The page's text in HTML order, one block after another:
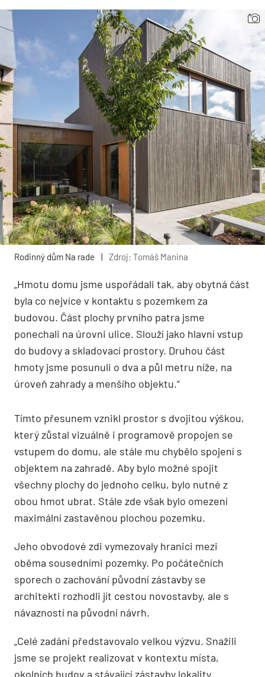
Rodinný dům Na rade | Zdroj: Tomáš Manina
„Hmotu domu jsme uspořádali tak, aby obytná část
byla co nejvíce v kontaktu s pozemkem za
budovou. Část plochy prvního patra jsme
ponechali na úrovni ulice. Slouží jako hlavní vstup
do budovy a skladovací prostory. Druhou část
hmoty jsme posunuli o dva a půl metru níže, na
úroveň zahrady a menšího objektu.“
Tímto přesunem vznikl prostor s dvojitou výškou,
který zůstal vizuálně i programově propojen se
vstupem do domu, ale stále mu chybělo spojení s
objektem na zahradě. Aby bylo možné spojit
všechny plochy do jednoho celku, bylo nutné z
obou hmot ubrat. Stále zde však bylo omezení
maximální zastavěnou plochou pozemku.
Jeho obvodové zdi vymezovaly hranici mezi
oběma sousedními pozemky. Po počátečních
sporech o zachování původní zástavby se
architekti rozhodli jít cestou novostavby, ale s
návazností na původní návrh.
„Celé zadání představovalo velkou výzvu. Snažili
jsme se projekt realizovat v kontextu místa,
okolních budov a stávající zástavby lokality.